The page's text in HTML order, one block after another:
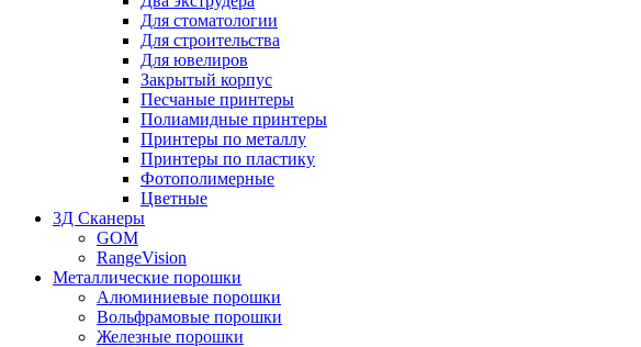
Для стоматологии
Для строительства
Для ювелиров
Закрытый корпус
Песчаные принтеры
Полиамидные принтеры
Принтеры по металлу
Принтеры по пластику
Фотополимерные
Цветные
3Д Сканеры
GOM
RangeVision
Металлические порошки
Алюминиевые порошки
Вольфрамовые порошки
Железные порошки